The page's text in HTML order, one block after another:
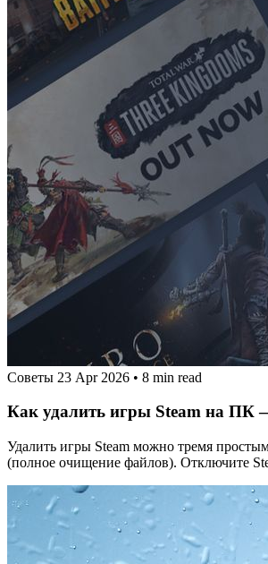
Советы 23 Apr 2026 • 8 min read
Как удалить игры Steam на ПК
Удалить игры Steam можно тремя
(полное очищение файлов). Отключите